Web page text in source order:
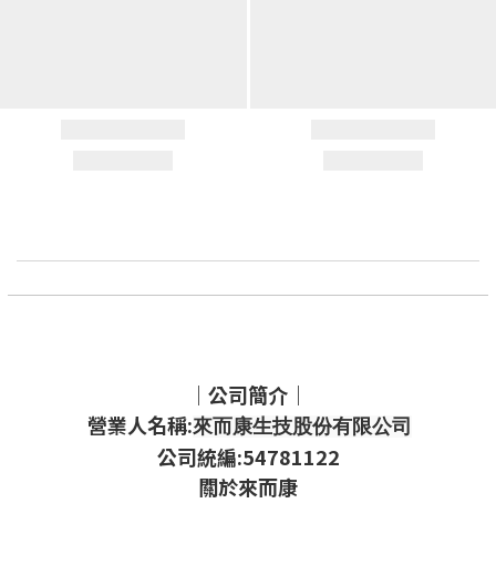
｜公司簡介｜
營業人名稱:來而康生技股份有限公司
公司統編:54781122
關於來而康